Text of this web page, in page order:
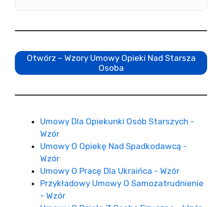
Otwórz – Wzory Umowy Opieki Nad Starsza
Osoba
Umowy Dla Opiekunki Osób Starszych -
Wzór
Umowy O Opiekę Nad Spadkodawcą -
Wzór
Umowy O Pracę Dla Ukraińca - Wzór
Przykładowy Umowy O Samozatrudnienie
- Wzór